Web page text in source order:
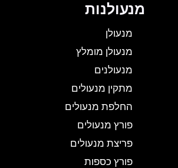
מנעולנות
מנעולן
מנעולן מומלץ
מנעולנים
מתקין מנעולים
החלפת מנעולים
פורץ מנעולים
פריצת מנעולים
פורץ כספות